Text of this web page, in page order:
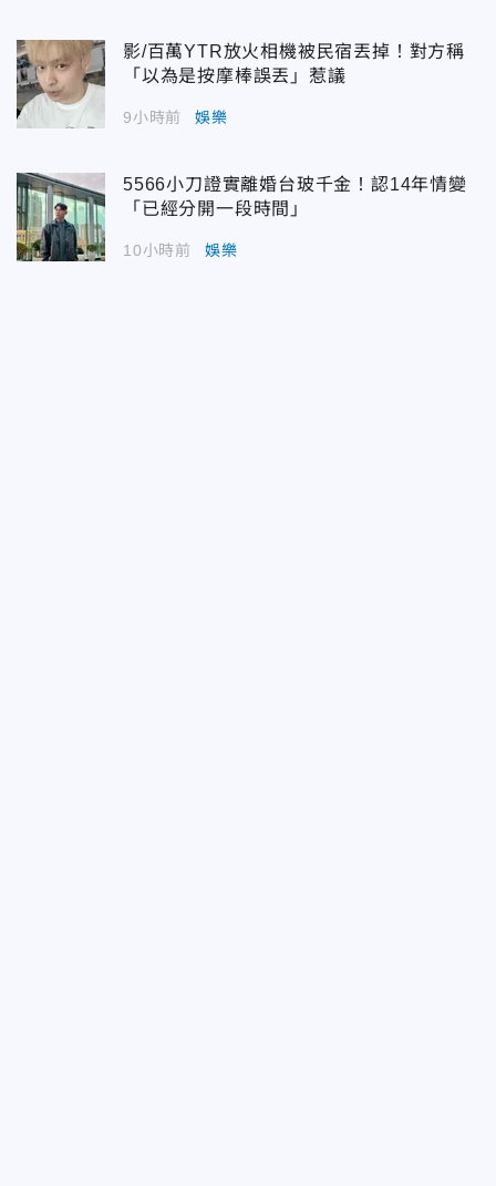
影/百萬YTR放火相機被民宿丟掉！對方稱
「以為是按摩棒誤丟」惹議
9小時前 娛樂
5566小刀證實離婚台玻千金！認14年情變
「已經分開一段時間」
10小時前 娛樂